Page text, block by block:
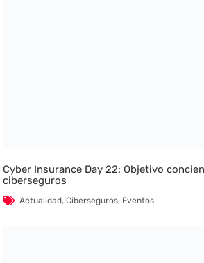
Cyber Insurance Day 22: Objetivo
ciberseguros
Actualidad,Ciberseguros, Eventos